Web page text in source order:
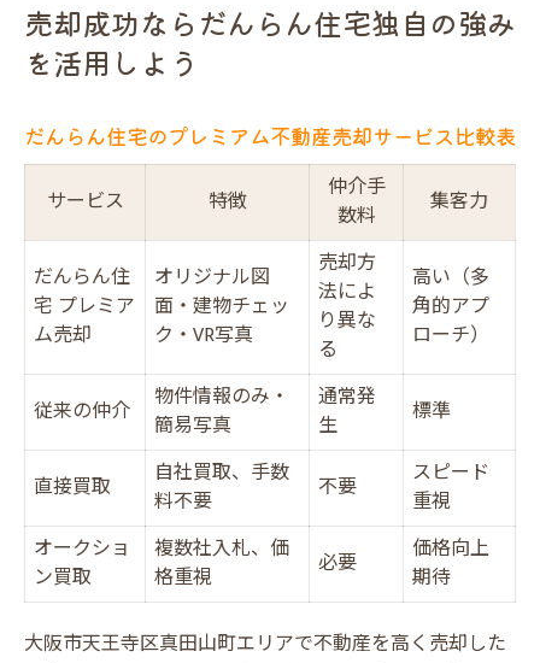
売却成功ならだんらん住宅独自の強み
を活用しよう
だんらん住宅のプレミアム不動産売却サービス比較表
サービス 特徴
仲介手
数料
集客力
だんらん住
宅 プレミア
ム売却
オリジナル図
面・建物チェッ
ク・VR写真
売却方
法によ
り異な
る
高い（多
角的アプ
ローチ）
従来の仲介
物件情報のみ・
簡易写真
通常発
生
標準
直接買取
自社買取、手数
料不要
不要
スピード
重視
オークショ
ン買取
複数社入札、価
格重視
必要
価格向上
期待
大阪市天王寺区真田山町エリアで不動産を高く売却した